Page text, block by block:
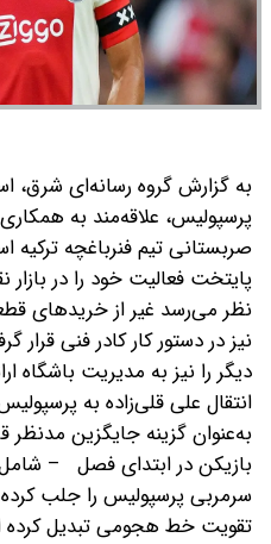
به گزارش گروه رسانه‌ای شرق،
پرسپولیس، علاقه‌مند به
صربستانی تیم فنرباغچه
پایتخت فعالیت خود را در بازار
نظر می‌رسد غیر از خریدهای
نیز در دستور کار کادر فنی قرار
دیگر را نیز به مدیریت باشگاه
انتقال علی قلی‌زاده به
به‌عنوان گزینه جایگزین مدنظر
سرمربی پرسپولیس را جلب
تقویت خط هجومی تبدیل